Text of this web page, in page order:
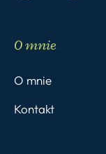
O mnie
O mnie
Kontakt